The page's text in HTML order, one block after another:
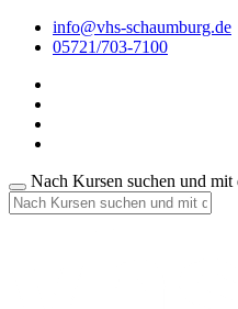
info@vhs-schaumburg.de
05721/703-7100
Nach Kursen suchen und mit